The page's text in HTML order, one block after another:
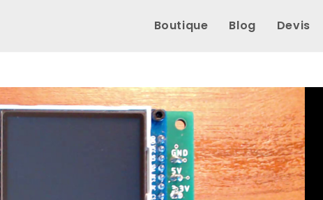
Boutique Blog Devis